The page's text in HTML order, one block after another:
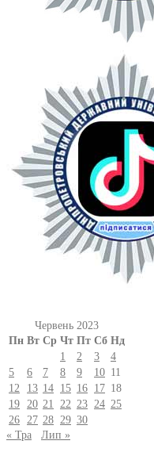
Червень 2023
Пн Вт Ср Чт Пт Сб Нд
1
2 3
4
5
6 7 8 9 10 11
12
13 14 15 16 17 18
19 20 21 22 23 24 25
26 27 28 29 30
« Тра
Лип »